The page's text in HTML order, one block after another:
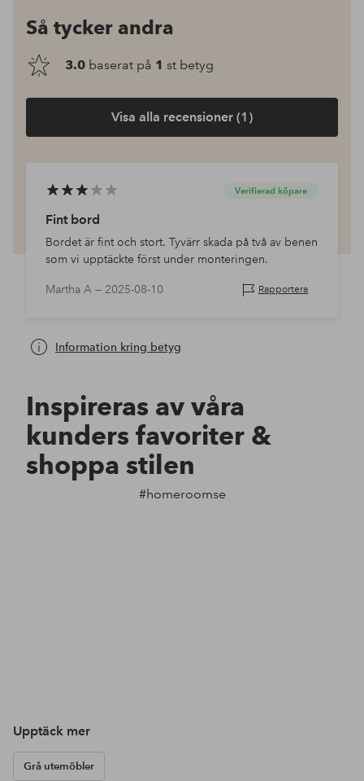
Så tycker andra
3.0 baserat på 1 st betyg
Visa alla recensioner (1)
Verifierad köpare
Fint bord
Bordet är fint och stort. Tyvärr skada på två av benen
som vi upptäckte först under monteringen.
Martha A — 2025-08-10 Rapportera
Information kring betyg
Inspireras av våra
kunders favoriter &
shoppa stilen
#homeroomse
Upptäck mer
Grå utemöbler